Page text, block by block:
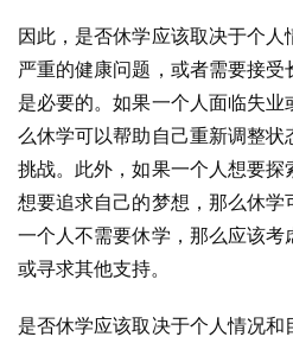
因此，是否休学应该取决于个
严重的健康问题，或者需要接
是必要的。如果一个人面临失
么休学可以帮助自己重新调整
挑战。此外，如果一个人想要
想要追求自己的梦想，那么休
一个人不需要休学，那么应该考
或寻求其他支持。
是否休学应该取决于个人情况